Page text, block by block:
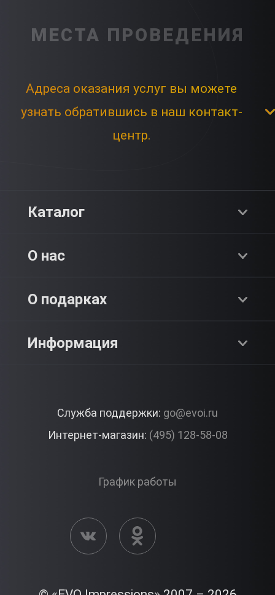
МЕСТА ПРОВЕДЕНИЯ
Адреса оказания услуг вы можете
узнать обратившись в наш контакт-
центр.
Каталог
Premium
О нас
О компании
Контакты
О подарках
Как это работает?
Вопросы и ответы
Информация
Корпоративные подарки
Активация сертификата
Служба поддержки: go@evoi.ru
Интернет-магазин: (495) 128-58-08
График работы